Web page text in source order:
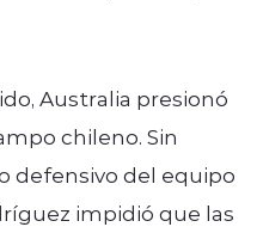
Australia presionó
chileno. Sin
defensivo del equipo
impidió que las